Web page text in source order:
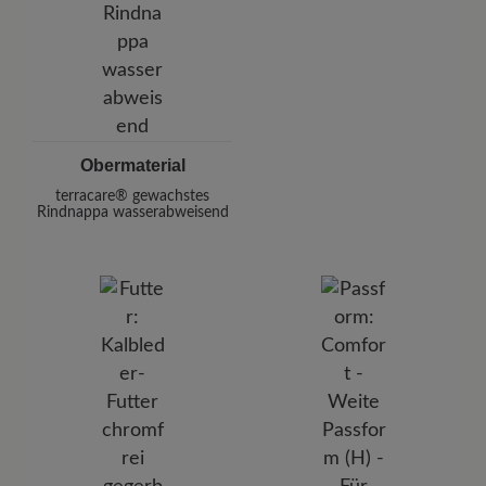
Obermaterial
terracare® gewachstes
Rindnappa wasserabweisend